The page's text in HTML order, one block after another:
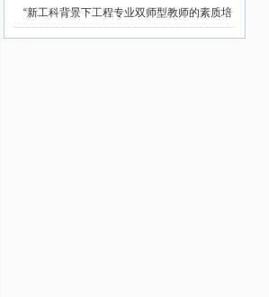
参赛个人（团队）的通知
“新工科背景下工程专业双师型教师的素质培